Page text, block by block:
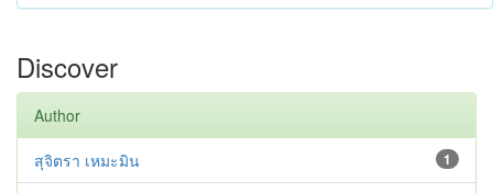
Discover
Author
1
สุจิตรา เหมะมิน